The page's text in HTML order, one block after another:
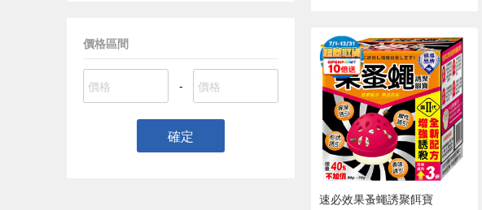
價格區間
-
確定
速必效果蚤蠅誘聚餌寶